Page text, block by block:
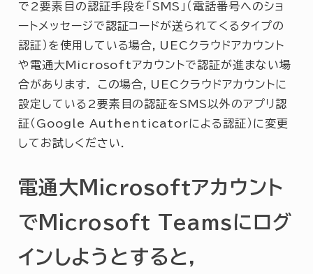
で2要素目の認証手段を「SMS」（電話番号へのショ
ートメッセージで認証コードが送られてくるタイプの
認証）を使用している場合，UECクラウドアカウント
や電通大Microsoftアカウントで認証が進まない場
合があります． この場合，UECクラウドアカウントに
設定している2要素目の認証をSMS以外のアプリ認
証（Google Authenticatorによる認証）に変更
してお試しください．
電通大Microsoftアカウント
でMicrosoft Teamsにログ
インしようとすると，